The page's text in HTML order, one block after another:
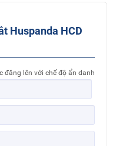
Huspanda HCD
đăng lên với chế độ ẩn danh